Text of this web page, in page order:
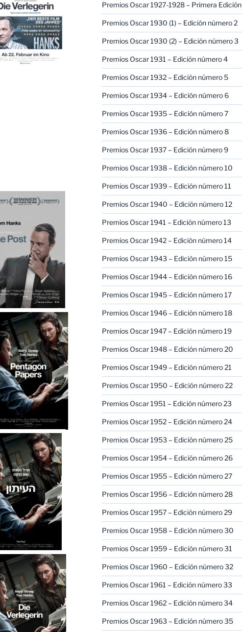
Premios Oscar 1927-1928 – Primera Edición
Premios Oscar 1930 (1) – Edición número 2
Premios Oscar 1930 (2) – Edición número 3
Premios Oscar 1931 – Edición número 4
Premios Oscar 1932 – Edición número 5
Premios Oscar 1934 – Edición número 6
Premios Oscar 1935 – Edición número 7
Premios Oscar 1936 – Edición número 8
Premios Oscar 1937 – Edición número 9
Premios Oscar 1938 – Edición número 10
Premios Oscar 1939 – Edición número 11
Premios Oscar 1940 – Edición número 12
Premios Oscar 1941 – Edición número 13
Premios Oscar 1942 – Edición número 14
Premios Oscar 1943 – Edición número 15
Premios Oscar 1944 – Edición número 16
Premios Oscar 1945 – Edición número 17
Premios Oscar 1946 – Edición número 18
Premios Oscar 1947 – Edición número 19
Premios Oscar 1948 – Edición número 20
Premios Oscar 1949 – Edición número 21
Premios Oscar 1950 – Edición número 22
Premios Oscar 1951 – Edición número 23
Premios Oscar 1952 – Edición número 24
Premios Oscar 1953 – Edición número 25
Premios Oscar 1954 – Edición número 26
Premios Oscar 1955 – Edición número 27
Premios Oscar 1956 – Edición número 28
Premios Oscar 1957 – Edición número 29
Premios Oscar 1958 – Edición número 30
Premios Oscar 1959 – Edición número 31
Premios Oscar 1960 – Edición número 32
Premios Oscar 1961 – Edición número 33
Premios Oscar 1962 – Edición número 34
Premios Oscar 1963 – Edición número 35